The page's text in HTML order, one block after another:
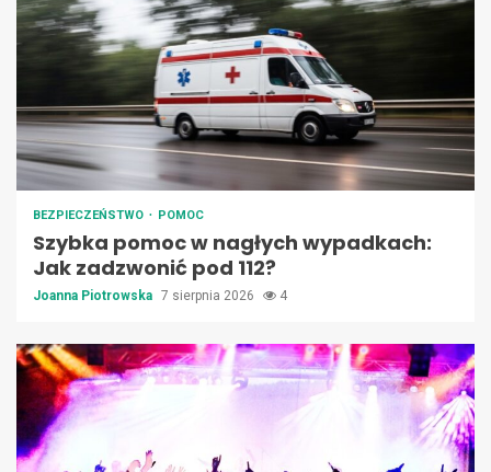
BEZPIECZEŃSTWO POMOC
Szybka pomoc w nagłych wypadkach:
Jak zadzwonić pod 112?
Joanna Piotrowska 7 sierpnia 2026 4